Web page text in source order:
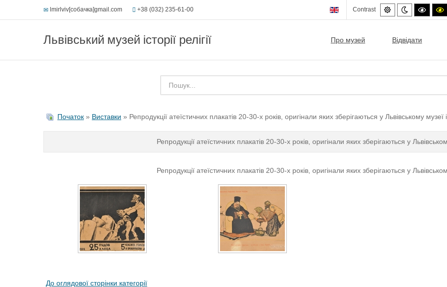
lmirlviv[собачка]gmail.com +38 (032) 235-61-00 Contrast
Default
mode
Night
mode
High
Львівський музей історії релігії Про музей Відвідати
Початок » Виставки » Репродукції атеїстичних плакатів 20-30-х років, оригінали яких зберігаються у Львівському музеї
Репродукції атеїстичних плакатів 20-30-х років, оригінали яких зберігаються у Львівському
Репродукції атеїстичних плакатів 20-30-х років, оригінали яких зберігаються у Львівському
До оглядової сторінки категорії